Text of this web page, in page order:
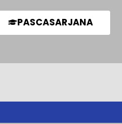
PASCASARJANA